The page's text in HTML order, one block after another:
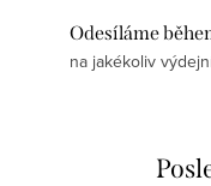
Odesíláme
na jakékoliv